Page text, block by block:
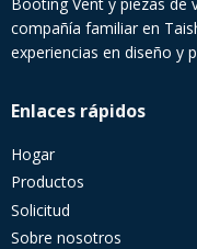
compañía familiar en
experiencias en diseño y
Enlaces rápidos
Hogar
Productos
Solicitud
Sobre nosotros